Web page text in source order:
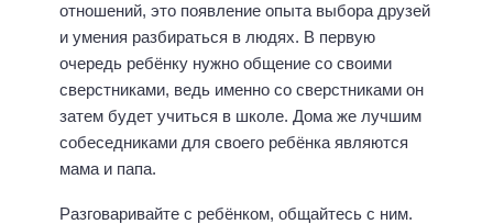
отношений, это появление опыта выбора друзей
и умения разбираться в людях. В первую
очередь ребёнку нужно общение со своими
сверстниками, ведь именно со сверстниками он
затем будет учиться в школе. Дома же лучшим
собеседниками для своего ребёнка являются
мама и папа.
Разговаривайте с ребёнком, общайтесь с ним.